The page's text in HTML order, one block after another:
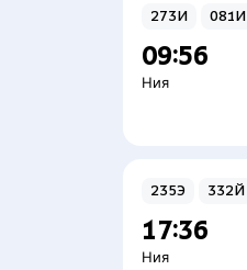
273И 081И
09:56
Ния
235Э 332Й
17:36
Ния